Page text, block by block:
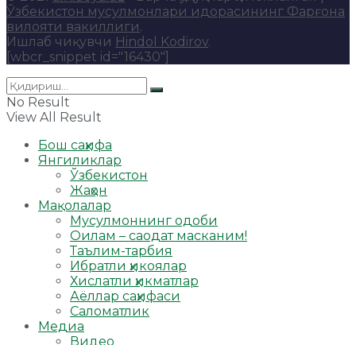
Ўзбекистон мусулмонлари идорасининг Фарғона
вилояти вакиллиги.
Ишлаб чиқувчи Hindol Kodirov.
[wbcr_snippet id="16430"]
No Result
View All Result
Бош саҳифа
Янгиликлар
Ўзбекистон
Жаҳон
Мақолалар
Мусулмоннинг одоби
Оилам – саодат масканим!
Таълим-тарбия
Ибратли ҳикоялар
Хислатли ҳикматлар
Аёллар саҳифаси
Саломатлик
Медиа
Видео